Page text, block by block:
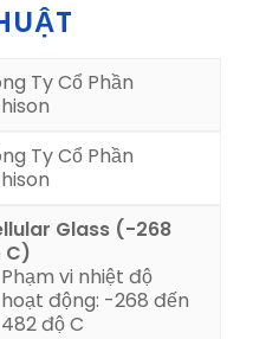
Ty Cổ Phần
Ty Cổ Phần
Glass (-268
C)
Phạm vi nhiệt độ
hoạt động: -268 đến
482 độ C